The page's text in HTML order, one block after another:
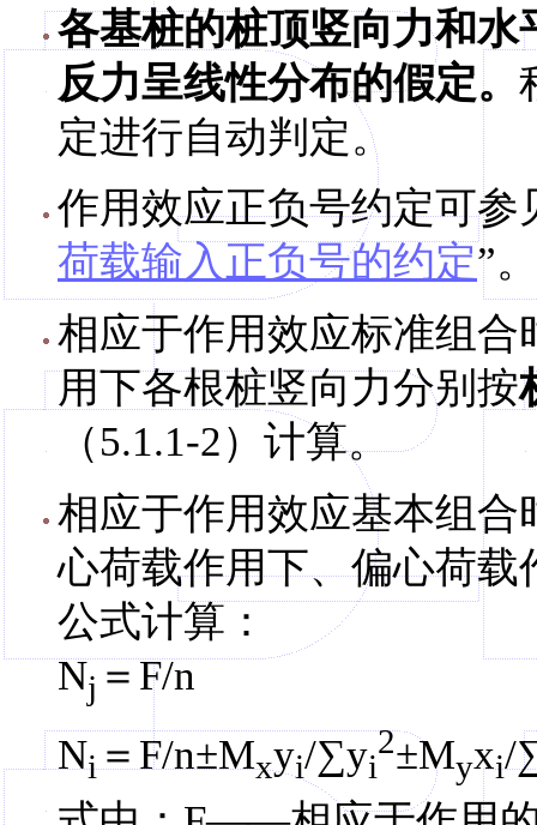
各基桩的桩顶竖向力和
反力呈线性分布的假定。
定进行自动判定。
作用效应正负号约定可参
荷载输入正负号的约定”。
相应于作用效应标准组
用下各根桩竖向力分别按
（5.1.1-2）计算。
相应于作用效应基本组
心荷载作用下、偏心荷
公式计算：
Nj＝F/n
Ni ＝F/n±Mxyi/∑yi
2±Myxi/